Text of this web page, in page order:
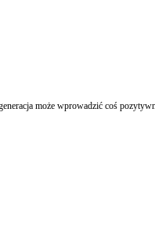
może wprowadzić coś